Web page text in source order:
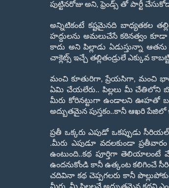
పుట్టినరోజు అని, ఫ్రెండ్స్ తో పార్టీ
అన్నిటికంటే కష్టమైనది బాధ్యతకల
హద్దులను అమలుచేసే కఠినత్వం
కాదు అని పిల్లాడు ఏడుస్తున్నా
చాక్లెట్స్ ఇచ్చే తల్లితండ్రులే ఎక్కువ
మంచి కూతురిగా, ప్రేయసిగా, మంచి
ఏమి చేయలేరు.. పిల్లలు మీ చేతిలోని
మీరు కోరినట్టుగా ఉండాలని ఊహతో
అద్బుతమైన పుస్తకం..కానీ ఆఖరి
ప్రతీ ఒక్కరు ఎపుడో ఒకప్పుడు
.మీరు ఎపుడూ వదలకుండా
ఉంటుంది..కథ పూర్తిగా తెలియాలంటే
ఉందనుకోండి కానీ ఉత్కంట కలిగించే
చదివినా కథ చెప్పగలరు కానీ